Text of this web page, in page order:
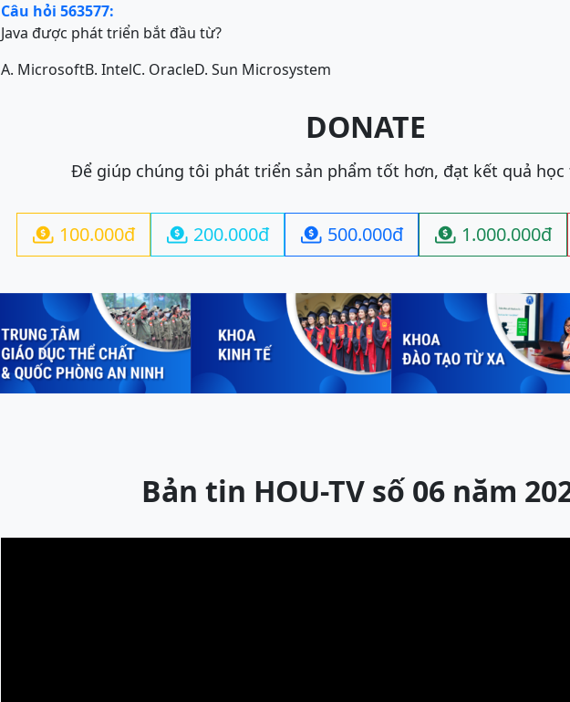
Câu hỏi 563577:
Java được phát triển bắt đầu từ?
A. MicrosoftB. IntelC. OracleD. Sun Microsystem
DONATE
Để giúp chúng tôi phát triển sản phẩm tốt hơn, đạt kết quả học
 100.000đ  200.000đ  500.000đ  1.000.000đ
Previous
Bản tin HOU-TV số 06 năm